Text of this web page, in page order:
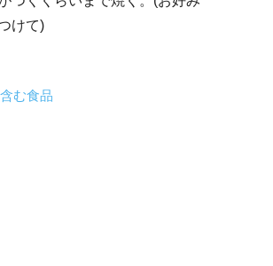
けて)
む食品